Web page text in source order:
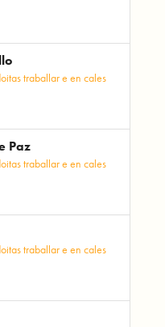
traballar e en cales
Paz
traballar e en cales
traballar e en cales